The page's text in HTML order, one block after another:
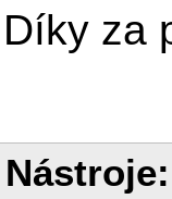
Díky za
Nástroje: